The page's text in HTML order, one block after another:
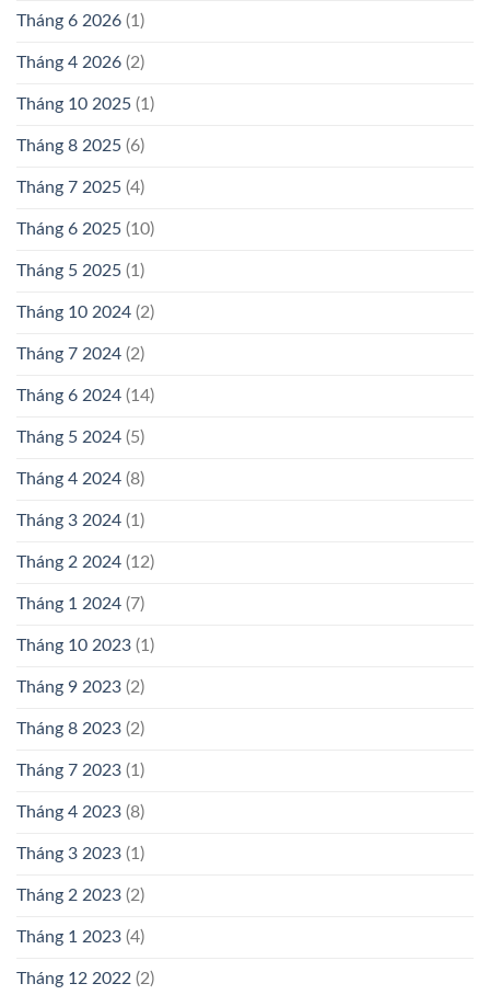
Tháng 6 2026 (1)
Tháng 4 2026 (2)
Tháng 10 2025 (1)
Tháng 8 2025 (6)
Tháng 7 2025 (4)
Tháng 6 2025 (10)
Tháng 5 2025 (1)
Tháng 10 2024 (2)
Tháng 7 2024 (2)
Tháng 6 2024 (14)
Tháng 5 2024 (5)
Tháng 4 2024 (8)
Tháng 3 2024 (1)
Tháng 2 2024 (12)
Tháng 1 2024 (7)
Tháng 10 2023 (1)
Tháng 9 2023 (2)
Tháng 8 2023 (2)
Tháng 7 2023 (1)
Tháng 4 2023 (8)
Tháng 3 2023 (1)
Tháng 2 2023 (2)
Tháng 1 2023 (4)
Tháng 12 2022 (2)